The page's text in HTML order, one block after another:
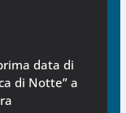
data di
di Notte” a